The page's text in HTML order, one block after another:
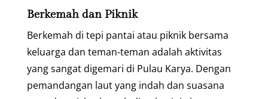
Berkemah dan Piknik
Berkemah di tepi pantai atau piknik bersama
keluarga dan teman-teman adalah aktivitas
yang sangat digemari di Pulau Karya. Dengan
pemandangan laut yang indah dan suasana